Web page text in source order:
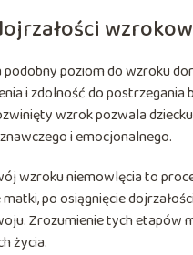
podobny poziom do wzroku
i zdolność do
wzrok pozwala
i emocjonalnego.
wzroku niemowlęcia to
matki, po osiągnięcie
Zrozumienie tych
życia.